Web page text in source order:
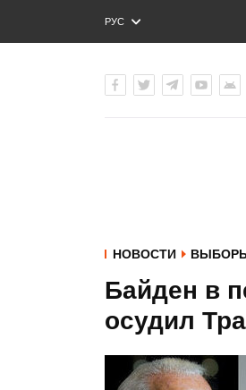
РУС
ENG
НОВОСТИ
Байден в
осудил